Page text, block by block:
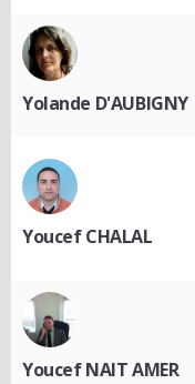
Yolande D'AUBIGNY
Youcef CHALAL
Youcef NAIT AMER